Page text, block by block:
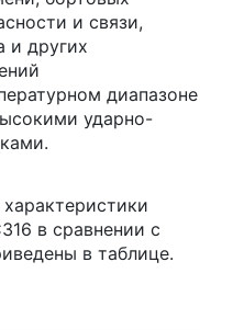
и связи,
и других
диапазоне
ударно-
в сравнении с
в таблице.